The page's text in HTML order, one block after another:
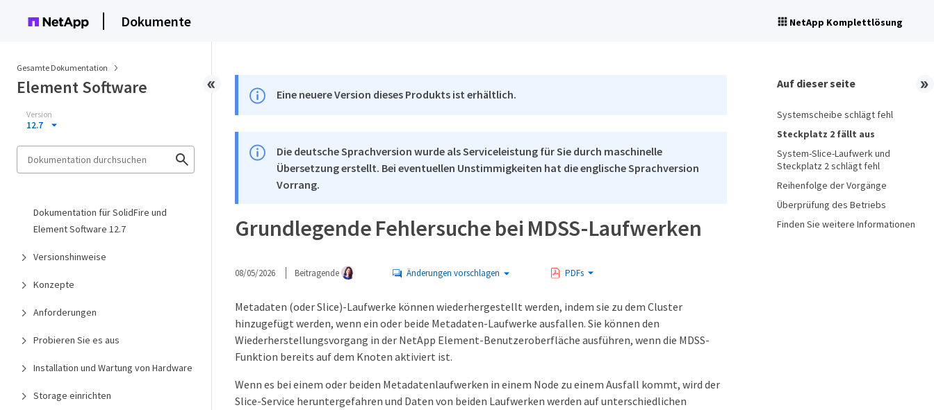
Dokumente NetApp Komplettlösung
Gesamte Dokumentation
Element Software
Version
12.7
Dokumentation für SolidFire und
Element Software 12.7
Versionshinweise
Konzepte
Anforderungen
Probieren Sie es aus
Installation und Wartung von Hardware
Storage einrichten
Eine neuere Version dieses Produkts ist erhältlich.
Die deutsche Sprachversion wurde als Serviceleistung für Sie durch maschinelle
Übersetzung erstellt. Bei eventuellen Unstimmigkeiten hat die englische Sprachversion
Vorrang.
Grundlegende Fehlersuche bei MDSS-Laufwerken
08/05/2026 Beitragende Änderungen vorschlagen PDFs
Metadaten (oder Slice)-Laufwerke können wiederhergestellt werden, indem sie zu dem Cluster
hinzugefügt werden, wenn ein oder beide Metadaten-Laufwerke ausfallen. Sie können den
Wiederherstellungsvorgang in der NetApp Element-Benutzeroberfläche ausführen, wenn die MDSS-
Funktion bereits auf dem Knoten aktiviert ist.
Wenn es bei einem oder beiden Metadatenlaufwerken in einem Node zu einem Ausfall kommt, wird der
Slice-Service heruntergefahren und Daten von beiden Laufwerken werden auf unterschiedlichen
Auf dieser seite
Systemscheibe schlägt fehl
Steckplatz 2 fällt aus
System-Slice-Laufwerk und
Steckplatz 2 schlägt fehl
Reihenfolge der Vorgänge
Überprüfung des Betriebs
Finden Sie weitere Informationen